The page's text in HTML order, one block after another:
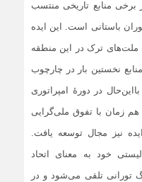
برخی منابع تاریخی منتسب
باستانی است. این ایده
ملت‌های ترک در این منطقه
نخستین بار در چارچوب
در دورۀ امپراتوری
هم زمان با تفوق ملی‌گرایی
نیز مجال توسعه یافت.
خود به معنای اتحاد
تورانی تلقی می‌شود و در